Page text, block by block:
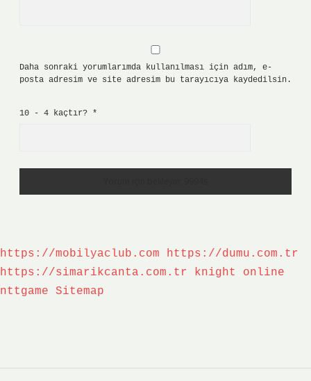
Daha sonraki yorumlarımda kullanılması için adım, e-
posta adresim ve site adresim bu tarayıcıya kaydedilsin.
10 - 4 kaçtır? *
https://mobilyaclub.com
https://dumu.com.tr
https://simarikcanta.com.tr
knight online
nttgame
Sitemap